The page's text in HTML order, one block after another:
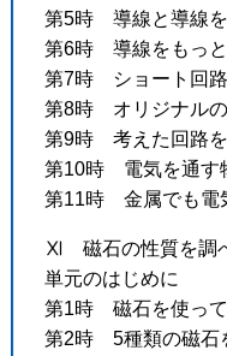
第5時 導線と導線
第6時 導線をもっ
第7時 ショート回
第8時 オリジナルの
第9時 考えた回路
第10時 電気を通す
第11時 金属でも電
Ⅺ 磁石の性質を調
単元のはじめに
第1時 磁石を使っ
第2時 5種類の磁石